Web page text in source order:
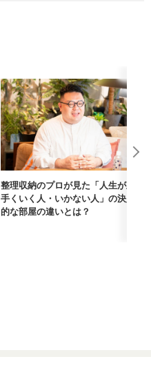
整理収納のプロが見た「人生が上
手くいく人・いかない人」の決定
的な部屋の違いとは？